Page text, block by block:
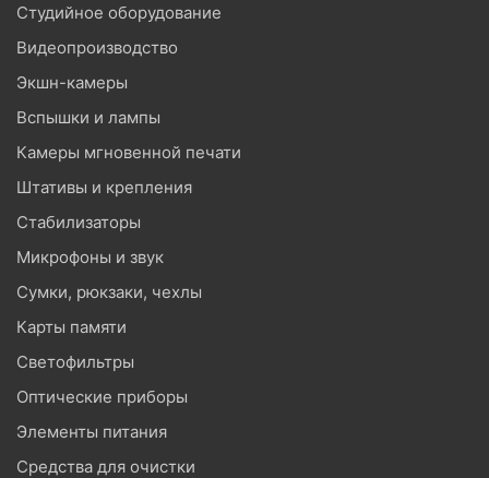
Студийное оборудование
Видеопроизводство
Экшн-камеры
Вспышки и лампы
Камеры мгновенной печати
Штативы и крепления
Стабилизаторы
Микрофоны и звук
Сумки, рюкзаки, чехлы
Карты памяти
Светофильтры
Оптические приборы
Элементы питания
Средства для очистки